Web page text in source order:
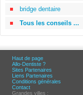
bridge dentaire
Tous les conseils ...
Haut de page
Allo-Dentiste ?
Sites Partenaires
Liens Partenaires
Conditions générales
Contact
Grandes villes :